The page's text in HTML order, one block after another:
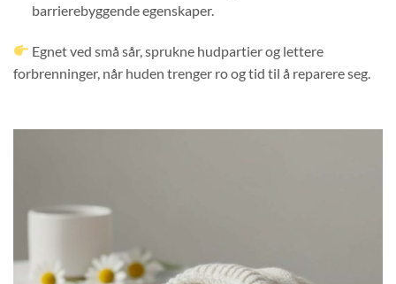
barrierebyggende egenskaper.
Egnet ved små sår, sprukne hudpartier og lettere
forbrenninger, når huden trenger ro og tid til å reparere seg.